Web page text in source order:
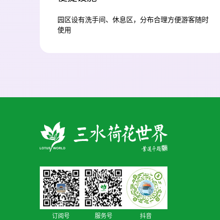
园区设有洗手间、休息区，分布合理方便游客随时
使用
订阅号 服务号 抖音